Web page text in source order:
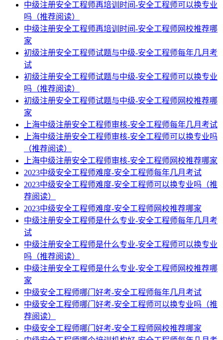
中级注册安全工程师再培训时间-安全工程师可以换专业
吗（推荐阅读）
中级注册安全工程师再培训时间-安全工程师网校推荐哪
家
初级注册安全工程师试题与中级-安全工程师每年几月考
试
初级注册安全工程师试题与中级-安全工程师可以换专业
吗（推荐阅读）
初级注册安全工程师试题与中级-安全工程师网校推荐哪
家
上海中级注册安全工程师审核-安全工程师每年几月考试
上海中级注册安全工程师审核-安全工程师可以换专业吗
（推荐阅读）
上海中级注册安全工程师审核-安全工程师网校推荐哪家
2023中级安全工程师难度-安全工程师每年几月考试
2023中级安全工程师难度-安全工程师可以换专业吗（推
荐阅读）
2023中级安全工程师难度-安全工程师网校推荐哪家
中级注册安全工程师是什么专业-安全工程师每年几月考
试
中级注册安全工程师是什么专业-安全工程师可以换专业
吗（推荐阅读）
中级注册安全工程师是什么专业-安全工程师网校推荐哪
家
中级安全工程师哪门好考-安全工程师每年几月考试
中级安全工程师哪门好考-安全工程师可以换专业吗（推
荐阅读）
中级安全工程师哪门好考-安全工程师网校推荐哪家